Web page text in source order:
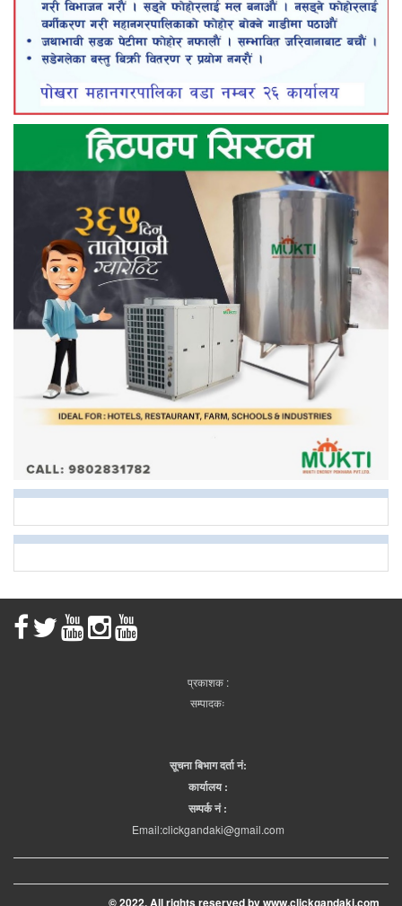
प्रकाशक :
सम्पादकः
सूचना बिभाग दर्ता नं:
कार्यालय :
सम्पर्क नं :
Email:clickgandaki@gmail.com
© 2022. All rights reserved by www.clickgandaki.com